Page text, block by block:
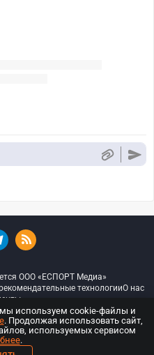
ООО «ЕСПОРТ Медиа»
технологииО нас
Все права защищены
используем cookie-файлы и
. Продолжая использовать сайт,
используемых сервисом
.